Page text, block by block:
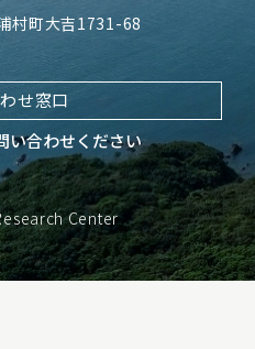
村町大吉1731-68
せ窓口
い合わせください
Center